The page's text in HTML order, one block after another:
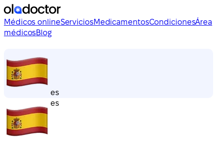
Médicos onlineServiciosMedicamentosCondicionesÁrea
médicosBlog
es
es